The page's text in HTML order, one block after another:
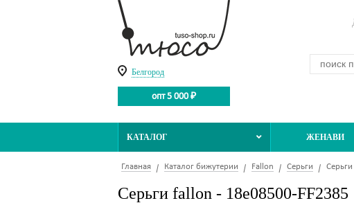
Белгород
опт 5 000 ₽
КАТАЛОГ ЖЕНАВИ
Главная Каталог бижутерии Fallon Серьги
Серьги fallon - 18e08500-FF2385